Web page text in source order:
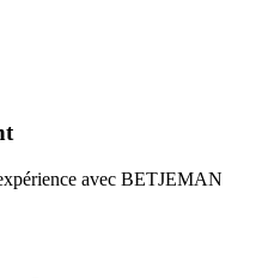
avec BETJEMAN